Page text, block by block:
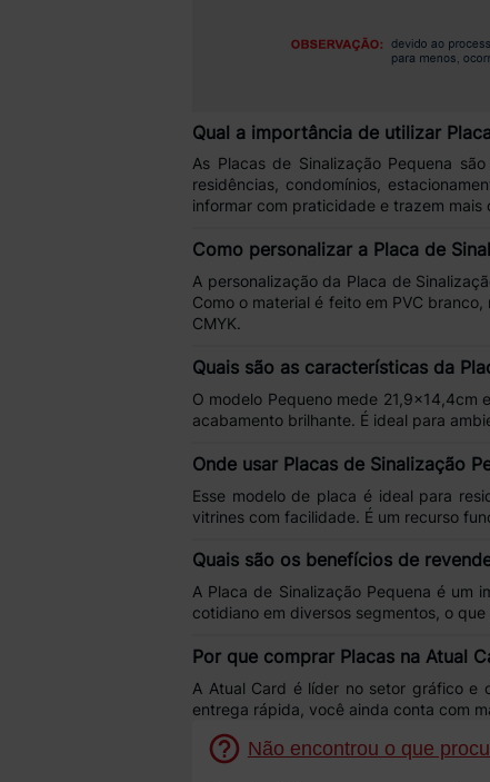
Qual a importância de utilizar
As Placas de Sinalização Pequena
residências, condomínios,
informar com praticidade e trazem mais
Como personalizar a Placa de
A personalização da Placa de
Como o material é feito em PVC branco
CMYK.
Quais são as características da
O modelo Pequenomede 21,9x14,4cm
acabamento brilhante. É ideal para
Onde usar Placas de Sinalização
Esse modelo de placa é ideal para
vitrines com facilidade. É um recurso
Quais são os benefícios de
A Placa de Sinalização Pequena é um
cotidiano em diversos segmentos, o
Por que comprar Placas na Atual
A Atual Card é líder no setor gráfico e
entrega rápida , você ainda conta com
Não encontrou o que